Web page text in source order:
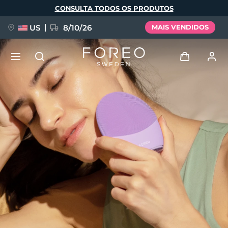
principal
CONSULTA TODOS OS PRODUTOS
US 8/10/26 MAIS VENDIDOS
Perfil de usuário
Meus aparelhos
Meus pedidos
Meus endereços
As minhas subscrições
NOVIDADE
FAQ™ Pure Beauty-Tech Elixir
BREAKING NEWS
issa™ Teeth Whitening Set
Idioma
English Deutsch
Español
Français
Italiano
Português
Svenska
Русский
Türkçe
简体中文 繁體中文